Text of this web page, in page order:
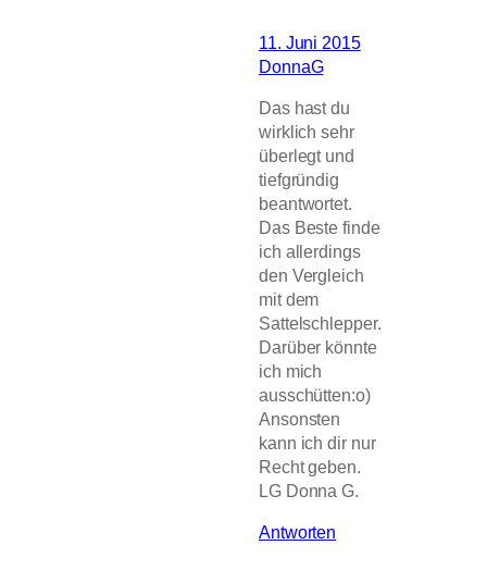
11. Juni 2015
DonnaG
Das hast du
wirklich sehr
überlegt und
tiefgründig
beantwortet.
Das Beste finde
ich allerdings
den Vergleich
mit dem
Sattelschlepper.
Darüber könnte
ich mich
ausschütten:o)
Ansonsten
kann ich dir nur
Recht geben.
LG Donna G.
Antworten